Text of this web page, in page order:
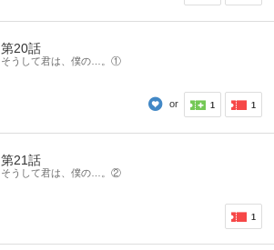
第20話
そうして君は、僕の…。①
or 1 1
第21話
そうして君は、僕の…。②
1